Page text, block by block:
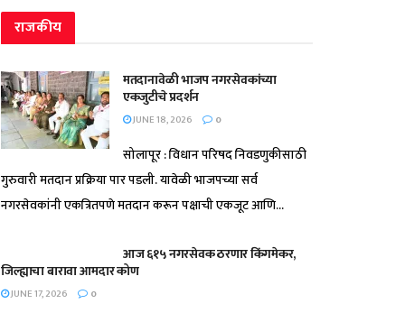
राजकीय
मतदानावेळी भाजप नगरसेवकांच्या
एकजुटीचे प्रदर्शन
JUNE 18, 2026 0
सोलापूर : विधान परिषद निवडणुकीसाठी
गुरुवारी मतदान प्रक्रिया पार पडली. यावेळी भाजपच्या सर्व
नगरसेवकांनी एकत्रितपणे मतदान करून पक्षाची एकजूट आणि...
आज ६१५ नगरसेवक ठरणार किंगमेकर,
जिल्ह्याचा बारावा आमदार कोण
JUNE 17, 2026 0